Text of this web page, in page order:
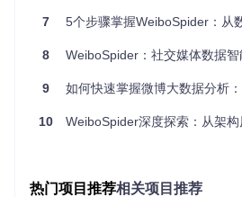
通过多引擎协同工作，实现了98%以
特殊格式内容（如长文本、表情符号
3. 智能反爬应对策略
[decorators/decorators.py]中实现了
请求频率动态调整
7 5个步骤掌握WeiboSpider：从数据采
8 WeiboSpider：社交媒体数据
9 如何快速掌握微博大数据分析：
10 WeiboSpider深度探索：从架
热门项目推荐相关项目推荐